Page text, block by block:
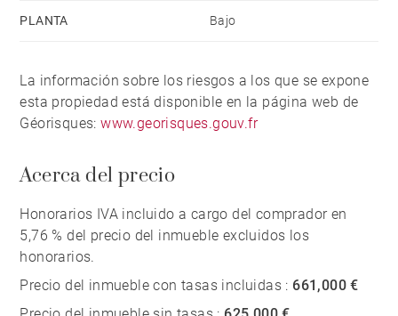
PLANTA Bajo
La información sobre los riesgos a los que se expone
esta propiedad está disponible en la página web de
Géorisques:www.georisques.gouv.fr
Acerca del precio
Honorarios IVA incluido a cargo del comprador en
5,76 % del precio del inmueble excluidos los
honorarios.
Precio del inmueble con tasas incluidas : 661,000 €